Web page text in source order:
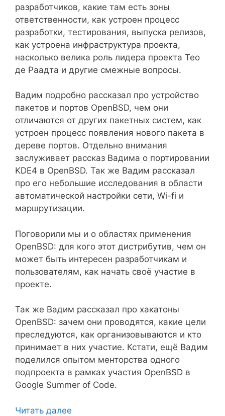
разработчиков, какие там есть зоны
ответственности, как устроен процесс
разработки, тестирования, выпуска релизов,
как устроена инфраструктура проекта,
насколько велика роль лидера проекта Тео
де Раадта и другие смежные вопросы.
Вадим подробно рассказал про устройство
пакетов и портов OpenBSD, чем они
отличаются от других пакетных систем, как
устроен процесс появления нового пакета в
дереве портов. Отдельно внимания
заслуживает рассказ Вадима о портировании
KDE4 в OpenBSD. Так же Вадим рассказал
про его небольшие исследования в области
автоматической настройки сети, Wi-fi и
маршрутизации.
Поговорили мы и о областях применения
OpenBSD: для кого этот дистрибутив, чем он
может быть интересен разработчикам и
пользователям, как начать своё участие в
проекте.
Так же Вадим рассказал про хакатоны
OpenBSD: зачем они проводятся, какие цели
преследуются, как организовываются и кто
принимает в них участие. Кстати, ещё Вадим
поделился опытом менторства одного
подпроекта в рамках участия OpenBSD в
Google Summer of Code.
Читать далее